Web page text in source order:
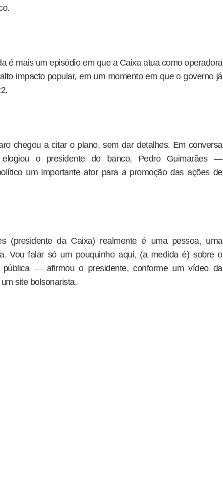
é mais um episódio em que a Caixa atua como operadora
impacto popular, em um momento em que o governo já
chegou a citar o plano, sem dar detalhes. Em conversa
o presidente do banco, Pedro Guimarães —
um importante ator para a promoção das ações de
(presidente da Caixa) realmente é uma pessoa, uma
Vou falar só um pouquinho aqui, (a medida é) sobre o
pública — afirmou o presidente, conforme um vídeo da
site bolsonarista.